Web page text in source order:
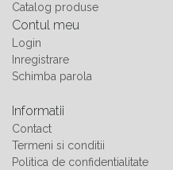
Catalog produse
Contul meu
Login
Inregistrare
Schimba parola
Informatii
Contact
Termeni si conditii
Politica de confidentialitate